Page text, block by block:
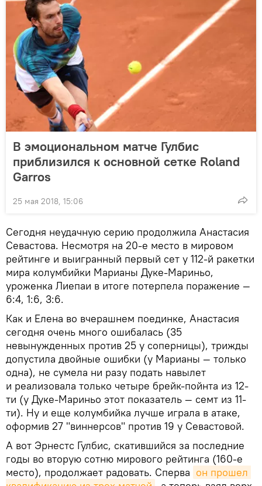
В эмоциональном матче Гулбис
приблизился к основной сетке Roland
Garros
25 мая 2018, 15:06
Сегодня неудачную серию продолжила Анастасия
Севастова. Несмотря на 20-е место в мировом
рейтинге и выигранный первый сет у 112-й ракетки
мира колумбийки Марианы Дуке-Мариньо,
уроженка Лиепаи в итоге потерпела поражение —
6:4, 1:6, 3:6.
Как и Елена во вчерашнем поединке, Анастасия
сегодня очень много ошибалась (35
невынужденных против 25 у соперницы), трижды
допустила двойные ошибки (у Марианы — только
одна), не сумела ни разу подать навылет
и реализовала только четыре брейк-пойнта из 12-
ти (у Дуке-Мариньо этот показатель — семт из 11-
ти). Ну и еще колумбийка лучше играла в атаке,
оформив 27 "виннерсов" против 19 у Севастовой.
А вот Эрнестс Гулбис, скатившийся за последние
годы во вторую сотню мирового рейтинга (160-е
место), продолжает радовать. Сперва он прошел